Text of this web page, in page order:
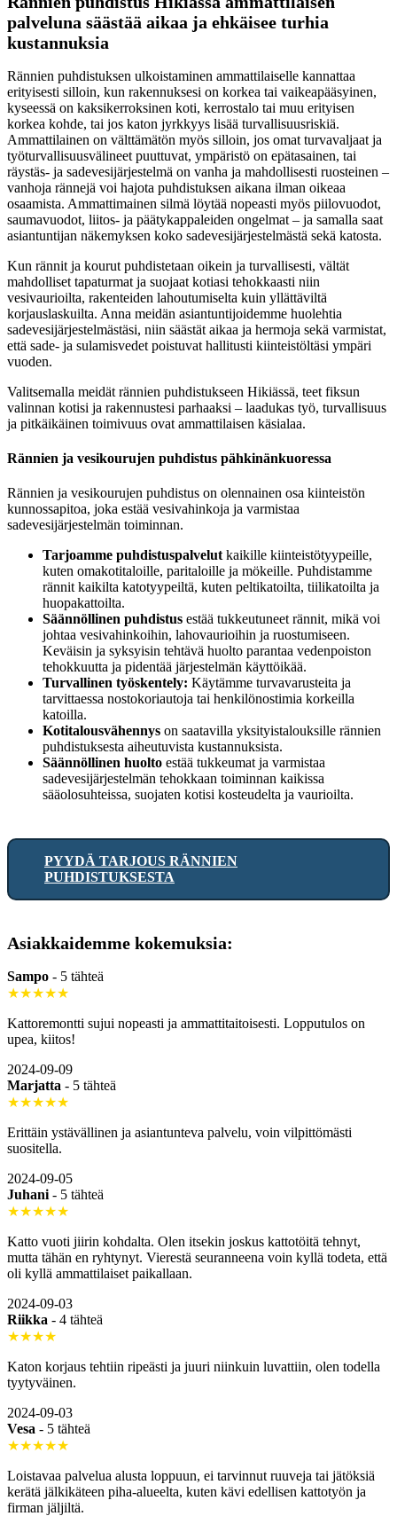
palveluna säästää aikaa ja ehkäisee turhia
kustannuksia
Rännien puhdistuksen ulkoistaminen ammattilaiselle kannattaa
erityisesti silloin, kun rakennuksesi on korkea tai vaikeapääsyinen,
kyseessä on kaksikerroksinen koti, kerrostalo tai muu erityisen
korkea kohde, tai jos katon jyrkkyys lisää turvallisuusriskiä.
Ammattilainen on välttämätön myös silloin, jos omat turvavaljaat ja
työturvallisuusvälineet puuttuvat, ympäristö on epätasainen, tai
räystäs- ja sadevesijärjestelmä on vanha ja mahdollisesti ruosteinen –
vanhoja rännejä voi hajota puhdistuksen aikana ilman oikeaa
osaamista. Ammattimainen silmä löytää nopeasti myös piilovuodot,
saumavuodot, liitos- ja päätykappaleiden ongelmat – ja samalla saat
asiantuntijan näkemyksen koko sadevesijärjestelmästä sekä katosta.
Kun rännit ja kourut puhdistetaan oikein ja turvallisesti, vältät
mahdolliset tapaturmat ja suojaat kotiasi tehokkaasti niin
vesivaurioilta, rakenteiden lahoutumiselta kuin yllättäviltä
korjauslaskuilta. Anna meidän asiantuntijoidemme huolehtia
sadevesijärjestelmästäsi, niin säästät aikaa ja hermoja sekä varmistat,
että sade- ja sulamisvedet poistuvat hallitusti kiinteistöltäsi ympäri
vuoden.
Valitsemalla meidät rännien puhdistukseen Hikiässä, teet fiksun
valinnan kotisi ja rakennustesi parhaaksi – laadukas työ, turvallisuus
ja pitkäikäinen toimivuus ovat ammattilaisen käsialaa.
Rännien ja vesikourujen puhdistus pähkinänkuoressa
Rännien ja vesikourujen puhdistus on olennainen osa kiinteistön
kunnossapitoa, joka estää vesivahinkoja ja varmistaa
sadevesijärjestelmän toiminnan.
Tarjoamme puhdistuspalvelut kaikille kiinteistötyypeille,
kuten omakotitaloille, paritaloille ja mökeille. Puhdistamme
rännit kaikilta katotyypeiltä, kuten peltikatoilta, tiilikatoilta ja
huopakattoilta.
Säännöllinen puhdistus estää tukkeutuneet rännit, mikä voi
johtaa vesivahinkoihin, lahovaurioihin ja ruostumiseen.
Keväisin ja syksyisin tehtävä huolto parantaa vedenpoiston
tehokkuutta ja pidentää järjestelmän käyttöikää.
Turvallinen työskentely: Käytämme turvavarusteita ja
tarvittaessa nostokoriautoja tai henkilönostimia korkeilla
katoilla.
Kotitalousvähennys on saatavilla yksityistalouksille rännien
puhdistuksesta aiheutuvista kustannuksista.
Säännöllinen huolto estää tukkeumat ja varmistaa
sadevesijärjestelmän tehokkaan toiminnan kaikissa
sääolosuhteissa, suojaten kotisi kosteudelta ja vaurioilta.
PYYDÄ TARJOUS RÄNNIEN
PUHDISTUKSESTA
Asiakkaidemme kokemuksia:
Sampo - 5 tähteä
★★★★★
Kattoremontti sujui nopeasti ja ammattitaitoisesti. Lopputulos on
upea, kiitos!
2024-09-09
Marjatta - 5 tähteä
★★★★★
Erittäin ystävällinen ja asiantunteva palvelu, voin vilpittömästi
suositella.
2024-09-05
Juhani - 5 tähteä
★★★★★
Katto vuoti jiirin kohdalta. Olen itsekin joskus kattotöitä tehnyt,
mutta tähän en ryhtynyt. Vierestä seuranneena voin kyllä todeta, että
oli kyllä ammattilaiset paikallaan.
2024-09-03
Riikka - 4 tähteä
★★★★
Katon korjaus tehtiin ripeästi ja juuri niinkuin luvattiin, olen todella
tyytyväinen.
2024-09-03
Vesa - 5 tähteä
★★★★★
Loistavaa palvelua alusta loppuun, ei tarvinnut ruuveja tai jätöksiä
kerätä jälkikäteen piha-alueelta, kuten kävi edellisen kattotyön ja
firman jäljiltä.